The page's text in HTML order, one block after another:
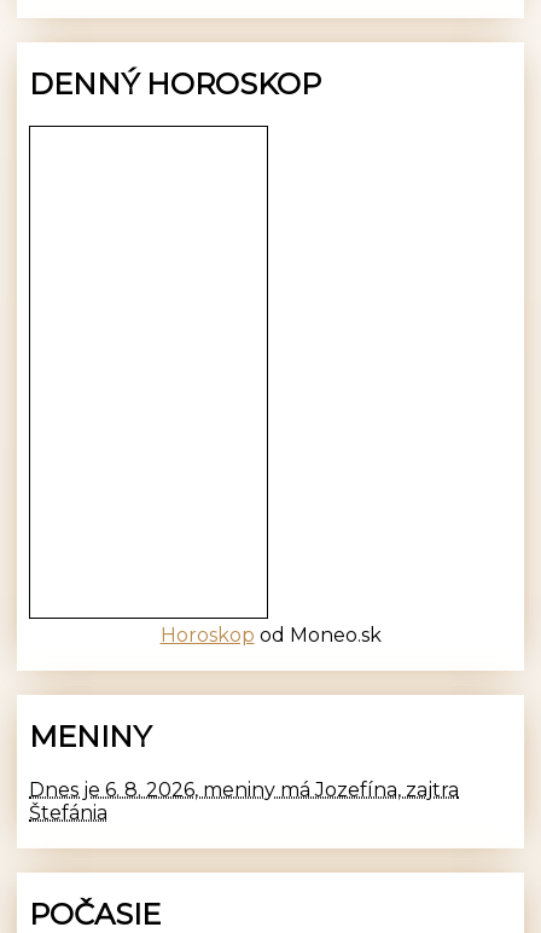
DENNÝ HOROSKOP
Horoskop od Moneo.sk
MENINY
Dnes je 6. 8. 2026, meniny má Jozefína, zajtra
Štefánia
POČASIE